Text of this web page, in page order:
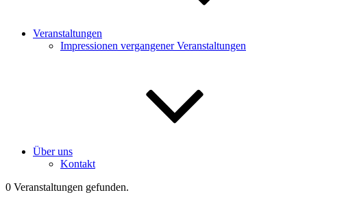
Veranstaltungen
Impressionen vergangener Veranstaltungen
Über uns
Kontakt
0 Veranstaltungen gefunden.